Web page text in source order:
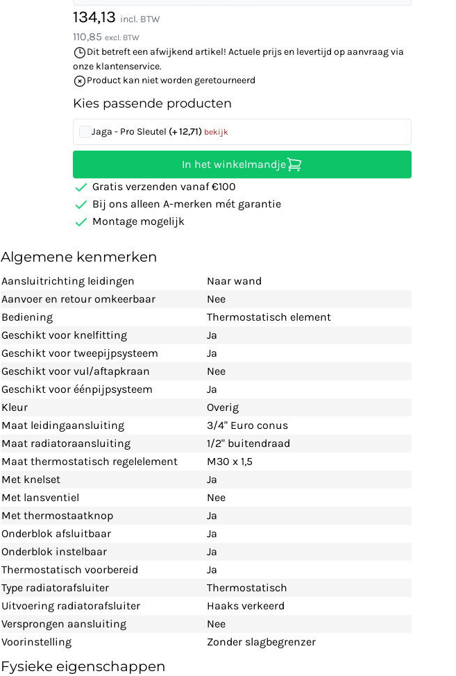
134,13 incl. BTW
110,85 excl. BTW
Dit betreft een afwijkend artikel! Actuele prijs en levertijd op aanvraag via
onze klantenservice.
Product kan niet worden geretourneerd
Kies passende producten
Jaga - Pro Sleutel (+ 12,71) bekijk
In het winkelmandje
Gratis verzenden vanaf €100
Bij ons alleen A-merken mét garantie
Montage mogelijk
Algemene kenmerken
Aansluitrichting leidingen
Naar wand
Aanvoer en retour omkeerbaar
Nee
Bediening
Thermostatisch element
Geschikt voor knelfitting
Ja
Geschikt voor tweepijpsysteem
Ja
Geschikt voor vul/aftapkraan
Nee
Geschikt voor éénpijpsysteem
Ja
Kleur
Overig
Maat leidingaansluiting
3/4" Euro conus
Maat radiatoraansluiting
1/2" buitendraad
Maat thermostatisch regelelement
M30 x 1,5
Met knelset
Ja
Met lansventiel
Nee
Met thermostaatknop
Ja
Onderblok afsluitbaar
Ja
Onderblok instelbaar
Ja
Thermostatisch voorbereid
Ja
Type radiatorafsluiter
Thermostatisch
Uitvoering radiatorafsluiter
Haaks verkeerd
Versprongen aansluiting
Nee
Voorinstelling
Zonder slagbegrenzer
Fysieke eigenschappen